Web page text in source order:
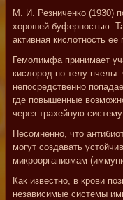
М. И. Резниченко (1930)
хорошей буферностью.
активная кислотность
Гемолимфа принимает
кислород по телу
непосредственно
где повышенные
через трахейную систему.
Несомненно, что
могут создавать
микроорганизмам
Как известно, в крови
независимые системы